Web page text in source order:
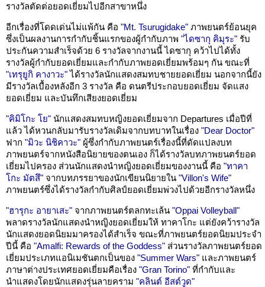
รางวัลตัดต่อยอดเยี่ยมไปอีกสาขาหนึ่ง
อีกเรื่องที่โดดเด่นไม่แพ้กัน คือ "Mt. Tsurugidake" ภาพยนตร์ย้อนยุค
ซึ่งเป็นผลงานการกำกับชิ้นแรกของผู้กำกับภาพ "ไดซากุ คิมุระ" รับ
ประกันความสำเร็จด้วย 6 รางวัลจากงานนี้ ไดซากุ คว้าไปได้ทั้ง
รางวัลผู้กำกับยอดเยี่ยมและกำกับภาพยอดเยี่ยมพร้อมๆ กัน ขณะที่
"เทรุยูกิ คางาวะ"ได้รางวัลนักแสดงสมทบชายยอดเยี่ยม นอกจากนี้ยัง
มีรางวัลเบื้องหลังอีก 3 รางวัล คือ ดนตรีประกอบยอดเยี่ยม จัดแสง
ยอดเยี่ยม และบันทึกเสียงยอดเยี่ยม
"คิมิโกะ โย" นักแสดงสมทบหญิงยอดเยี่ยมจาก Departures เมื่อปีที่
แล้ว ได้หวนกลับมารับรางวัลเดิมจากบทบาทในเรื่อง "Dear Doctor"
ฟาก "มิวะ นิชิคาวะ" ผู้ซึ่งกำกับภาพยนตร์เรื่องนี้ที่ดัดแปลงบท
ภาพยนตร์จากหนังสือนิยายของตนเอง ก็ได้รางวัลบทภาพยนตร์ยอด
เยี่ยมไปครอง ส่วนนักแสดงนำหญิงยอดเยี่ยมของงานนี้ คือ "ทาคา
โกะ มัตสึ" จากบทภรรยาของนักเขียนนิยายใน "Villon's Wife"
ภาพยนตร์ซึ่งได้รางวัลกำกับศิลป์ยอดเยี่ยมพ่วงไปด้วยอีกรางวัลหนึ่ง
"ฮารุกะ อายาเสะ" จากภาพยนตร์ตลกทะเล้น "Oppai Volleyball"
พลาดรางวัลนักแสดงนำหญิงยอดเยี่ยมให้ ทาคาโกะ แต่ยังคว้ารางวัล
นักแสดงยอดนิยมมาครองได้สำเร็จ ขณะที่ภาพยนตร์ยอดนิยมประจำ
ปีนี้ คือ "Amalfi: Rewards of the Goddess" ส่วนรางวัลภาพยนตร์ยอด
เยี่ยมประเภทแอนิเมชันตกเป็นของ "Summer Wars" และภาพยนตร์
ภาษาต่างประเทศยอดเยี่ยมคือเรื่อง "Gran Torino" ที่กำกับและ
นำแสดงโดยนักแสดงรุ่นลายคราม "คลินต์ อีสต์วูด"